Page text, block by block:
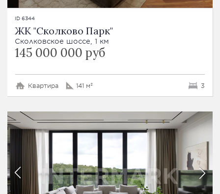
ID 6344
ЖК "Сколково Парк"
Сколковское шоссе, 1 км
145 000 000 руб
Квартира 141 м² 3